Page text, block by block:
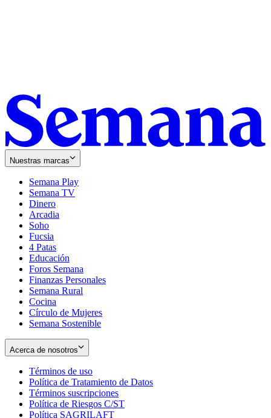
Nuestras marcas
Semana Play
Semana TV
Dinero
Arcadia
Soho
in
new
window
Fucsia
in
new
window
4 Patas
Educación
Foros Semana
Finanzas Personales
Semana Rural
Cocina
Círculo de Mujeres
Semana Sostenible
Acerca de nosotros
Términos de uso
in
new
window
Política de Tratamiento de Datos
Términos suscripciones
in
Política de Riesgos C/ST
Política SAGRILAFT